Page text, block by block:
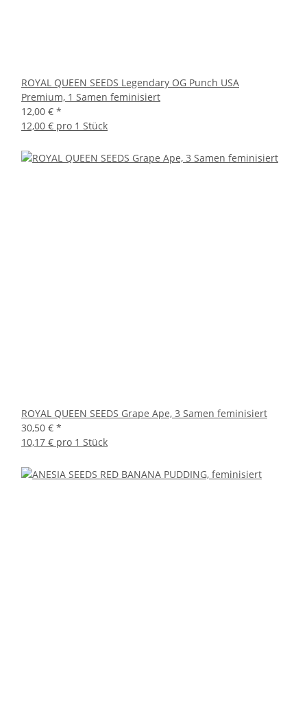
ROYAL QUEEN SEEDS Legendary OG Punch USA
Premium, 1 Samen feminisiert
12,00 € *
12,00 € pro 1 Stück
ROYAL QUEEN SEEDS Grape Ape, 3 Samen feminisiert
30,50 € *
10,17 € pro 1 Stück